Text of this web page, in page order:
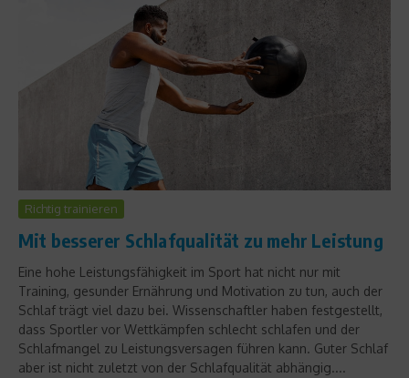
Richtig trainieren
Mit besserer Schlafqualität zu mehr Leistung
Eine hohe Leistungsfähigkeit im Sport hat nicht nur mit
Training, gesunder Ernährung und Motivation zu tun, auch der
Schlaf trägt viel dazu bei. Wissenschaftler haben festgestellt,
dass Sportler vor Wettkämpfen schlecht schlafen und der
Schlafmangel zu Leistungsversagen führen kann. Guter Schlaf
aber ist nicht zuletzt von der Schlafqualität abhängig....